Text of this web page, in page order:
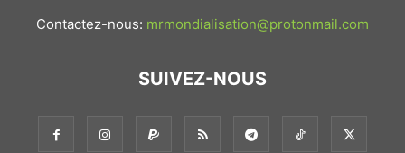
Contactez-nous: mrmondialisation@protonmail.com
SUIVEZ-NOUS